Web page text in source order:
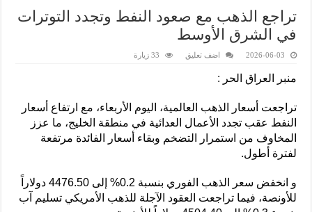
تراجع الذهب مع صعود النفط وتجدد التوترات
في الشرق الأوسط
2026-06-03 اضف تعليق 33 زيارة
منبر العراق الحر :
تراجعت أسعار الذهب العالمية، اليوم الأربعاء، مع ارتفاع أسعار
النفط عقب تجدد الأعمال العدائية في منطقة الخليج، ما عزز
المخاوف من استمرار التضخم وبقاء أسعار الفائدة مرتفعة
لفترة أطول.
و انخفض سعر الذهب الفوري بنسبة 0.2% إلى 4476.50 دولاراً
للأونصة، فيما تراجعت العقود الآجلة للذهب الأمريكي تسليم آب